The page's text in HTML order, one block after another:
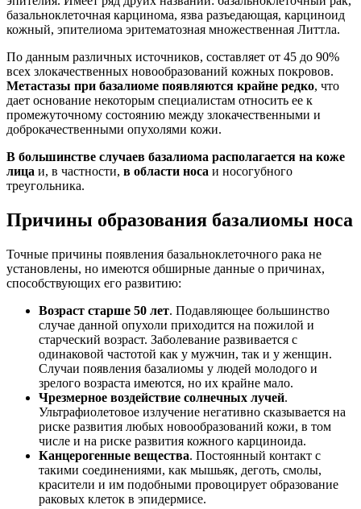
базальноклеточная карцинома, язва разъедающая, карциноид
кожный, эпителиома эритематозная множественная Литтла.
По данным различных источников, составляет от 45 до 90%
всех злокачественных новообразований кожных покровов.
Метастазы при базалиоме появляются крайне редко, что
дает основание некоторым специалистам относить ее к
промежуточному состоянию между злокачественными и
доброкачественными опухолями кожи.
В большинстве случаев базалиома располагается на коже
лица и, в частности, в области носа и носогубного
треугольника.
Причины образования базалиомы носа
Точные причины появления базальноклеточного рака не
установлены, но имеются обширные данные о причинах,
способствующих его развитию:
Возраст старше 50 лет. Подавляющее большинство
случае данной опухоли приходится на пожилой и
старческий возраст. Заболевание развивается с
одинаковой частотой как у мужчин, так и у женщин.
Случаи появления базалиомы у людей молодого и
зрелого возраста имеются, но их крайне мало.
Чрезмерное воздействие солнечных лучей.
Ультрафиолетовое излучение негативно сказывается на
риске развития любых новообразований кожи, в том
числе и на риске развития кожного карциноида.
Канцерогенные вещества. Постоянный контакт с
такими соединениями, как мышьяк, деготь, смолы,
красители и им подобными провоцирует образование
раковых клеток в эпидермисе.